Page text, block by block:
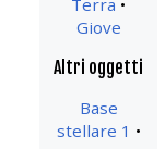
Terra
Giove
Altri oggetti
Base
stellare 1